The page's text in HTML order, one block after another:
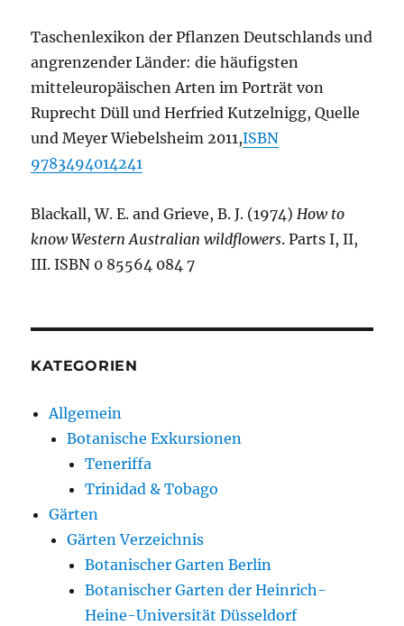
Taschenlexikon der Pflanzen Deutschlands und
angrenzender Länder: die häufigsten
mitteleuropäischen Arten im Porträt von
Ruprecht Düll und Herfried Kutzelnigg, Quelle
und Meyer Wiebelsheim 2011,ISBN
9783494014241
Blackall, W. E. and Grieve, B. J. (1974)How to
know Western Australian wildflowers. Parts I, II,
III. ISBN 0 85564 084 7
KATEGORIEN
Allgemein
Botanische Exkursionen
Teneriffa
Trinidad & Tobago
Gärten
Gärten Verzeichnis
Botanischer Garten Berlin
Botanischer Garten der Heinrich-
Heine-Universität Düsseldorf